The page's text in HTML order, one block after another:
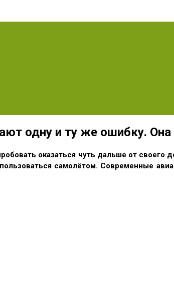
одну и ту же ошибку.
оказаться чуть дальше от
самолётом. Современные